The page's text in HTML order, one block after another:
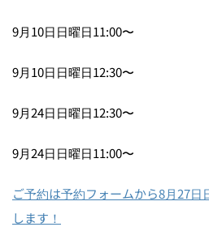
9月10日日曜日11:00〜
9月10日日曜日12:30〜
9月24日日曜日12:30〜
9月24日日曜日11:00〜
ご予約は予約フォームから8月27日
します！